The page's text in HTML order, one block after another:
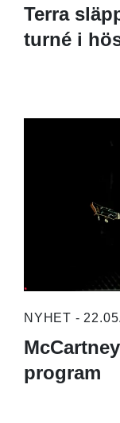
Terra
turné i
NYHET -
program